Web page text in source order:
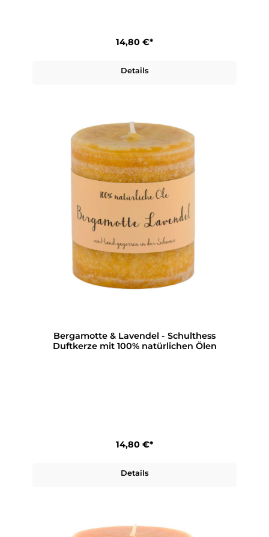
14,80 €*
Details
Bergamotte & Lavendel - Schulthess
Duftkerze mit 100% natürlichen Ölen
14,80 €*
Details